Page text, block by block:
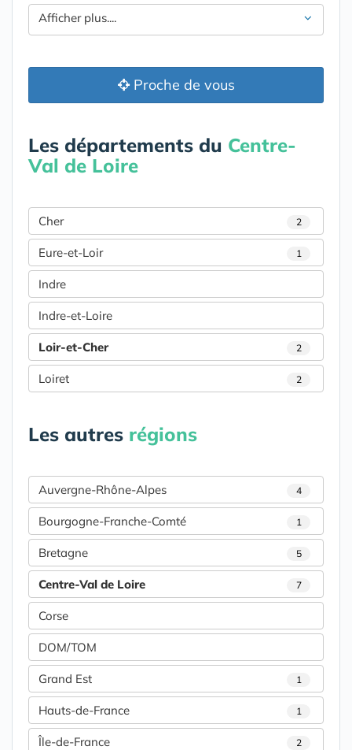
Afficher plus....
Proche de vous
Les départements du Centre-
Val de Loire
Cher 2
Eure-et-Loir 1
Indre
Indre-et-Loire
Loir-et-Cher 2
Loiret 2
Les autres régions
Auvergne-Rhône-Alpes 4
Bourgogne-Franche-Comté 1
Bretagne 5
Centre-Val de Loire 7
Corse
DOM/TOM
Grand Est 1
Hauts-de-France 1
Île-de-France 2